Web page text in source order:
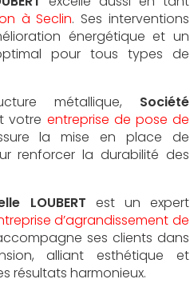
à Seclin. Ses interventions
énergétique et un
pour tous types de
métallique, Société
votre entreprise de pose de
la mise en place de
renforcer la durabilité des
LOUBERT est un expert
d’agrandissement de
ses clients dans
alliant esthétique et
résultats harmonieux.